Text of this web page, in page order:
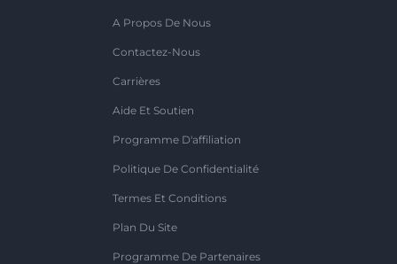
A Propos De Nous
Contactez-Nous
Carrières
Aide Et Soutien
Programme D'affiliation
Politique De Confidentialité
Termes Et Conditions
Plan Du Site
Programme De Partenaires